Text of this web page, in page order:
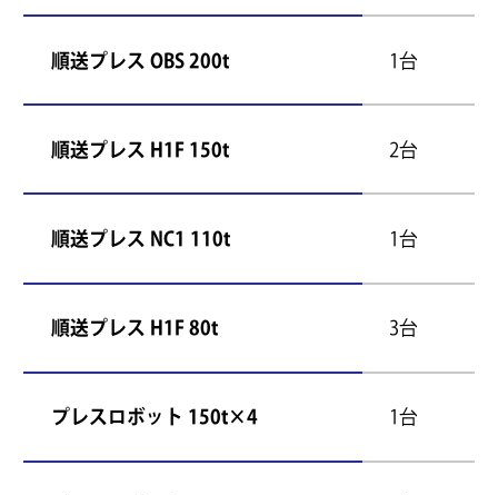
順送プレス OBS 200t 1台
順送プレス H1F 150t 2台
順送プレス NC1 110t 1台
順送プレス H1F 80t 3台
プレスロボット 150t×4 1台